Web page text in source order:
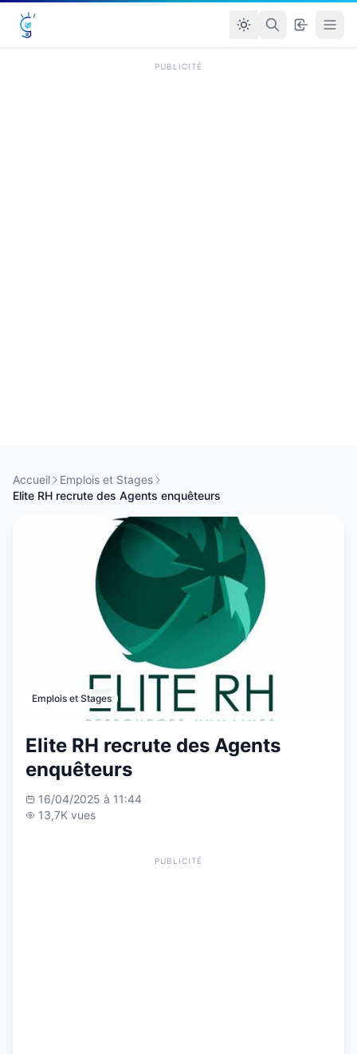
PUBLICITÉ
Accueil
Emplois et Stages
Elite RH recrute des Agents enquêteurs
Emplois et Stages
Elite RH recrute des Agents
enquêteurs
16/04/2025 à 11:44
13,7K vues
PUBLICITÉ